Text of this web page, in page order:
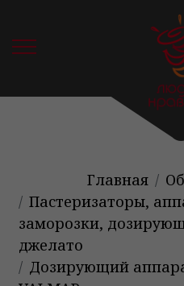
Главная
Пастеризаторы,
заморозки,
джелато
Дозирующий